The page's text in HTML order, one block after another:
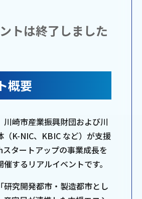
トは終了しました
概要
川崎市産業振興財団および川
（K-NIC、KBIC など）が支援
タートアップの事業成長を
するリアルイベントです。
研究開発都市・製造都市とし